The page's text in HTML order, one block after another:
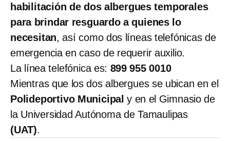
habilitación de dos albergues temporales
para brindar resguardo a quienes lo
necesitan, así como dos líneas telefónicas de
emergencia en caso de requerir auxilio.
La línea telefónica es: 899 955 0010
Mientras que los dos albergues se ubican en el
Polideportivo Municipal y en el Gimnasio de
la Universidad Autónoma de Tamaulipas
(UAT).